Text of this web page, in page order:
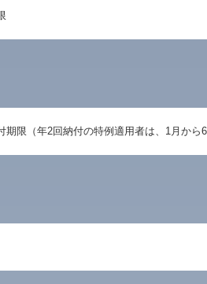
限（年2回納付の特例適用者は、1月から